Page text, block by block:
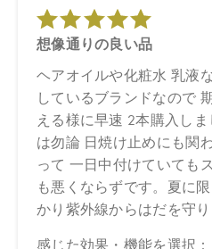
お問い合わせください。
※発売日は予告なく変更する可能
ださい。
※通常はご注文より１～３営業日
商品によっては、お届けまで１～
ので予めご了承ください。
●パッケージはリニューアル等の
ございます。
●パッケージのリニューアル等の
異なる場合がございます。